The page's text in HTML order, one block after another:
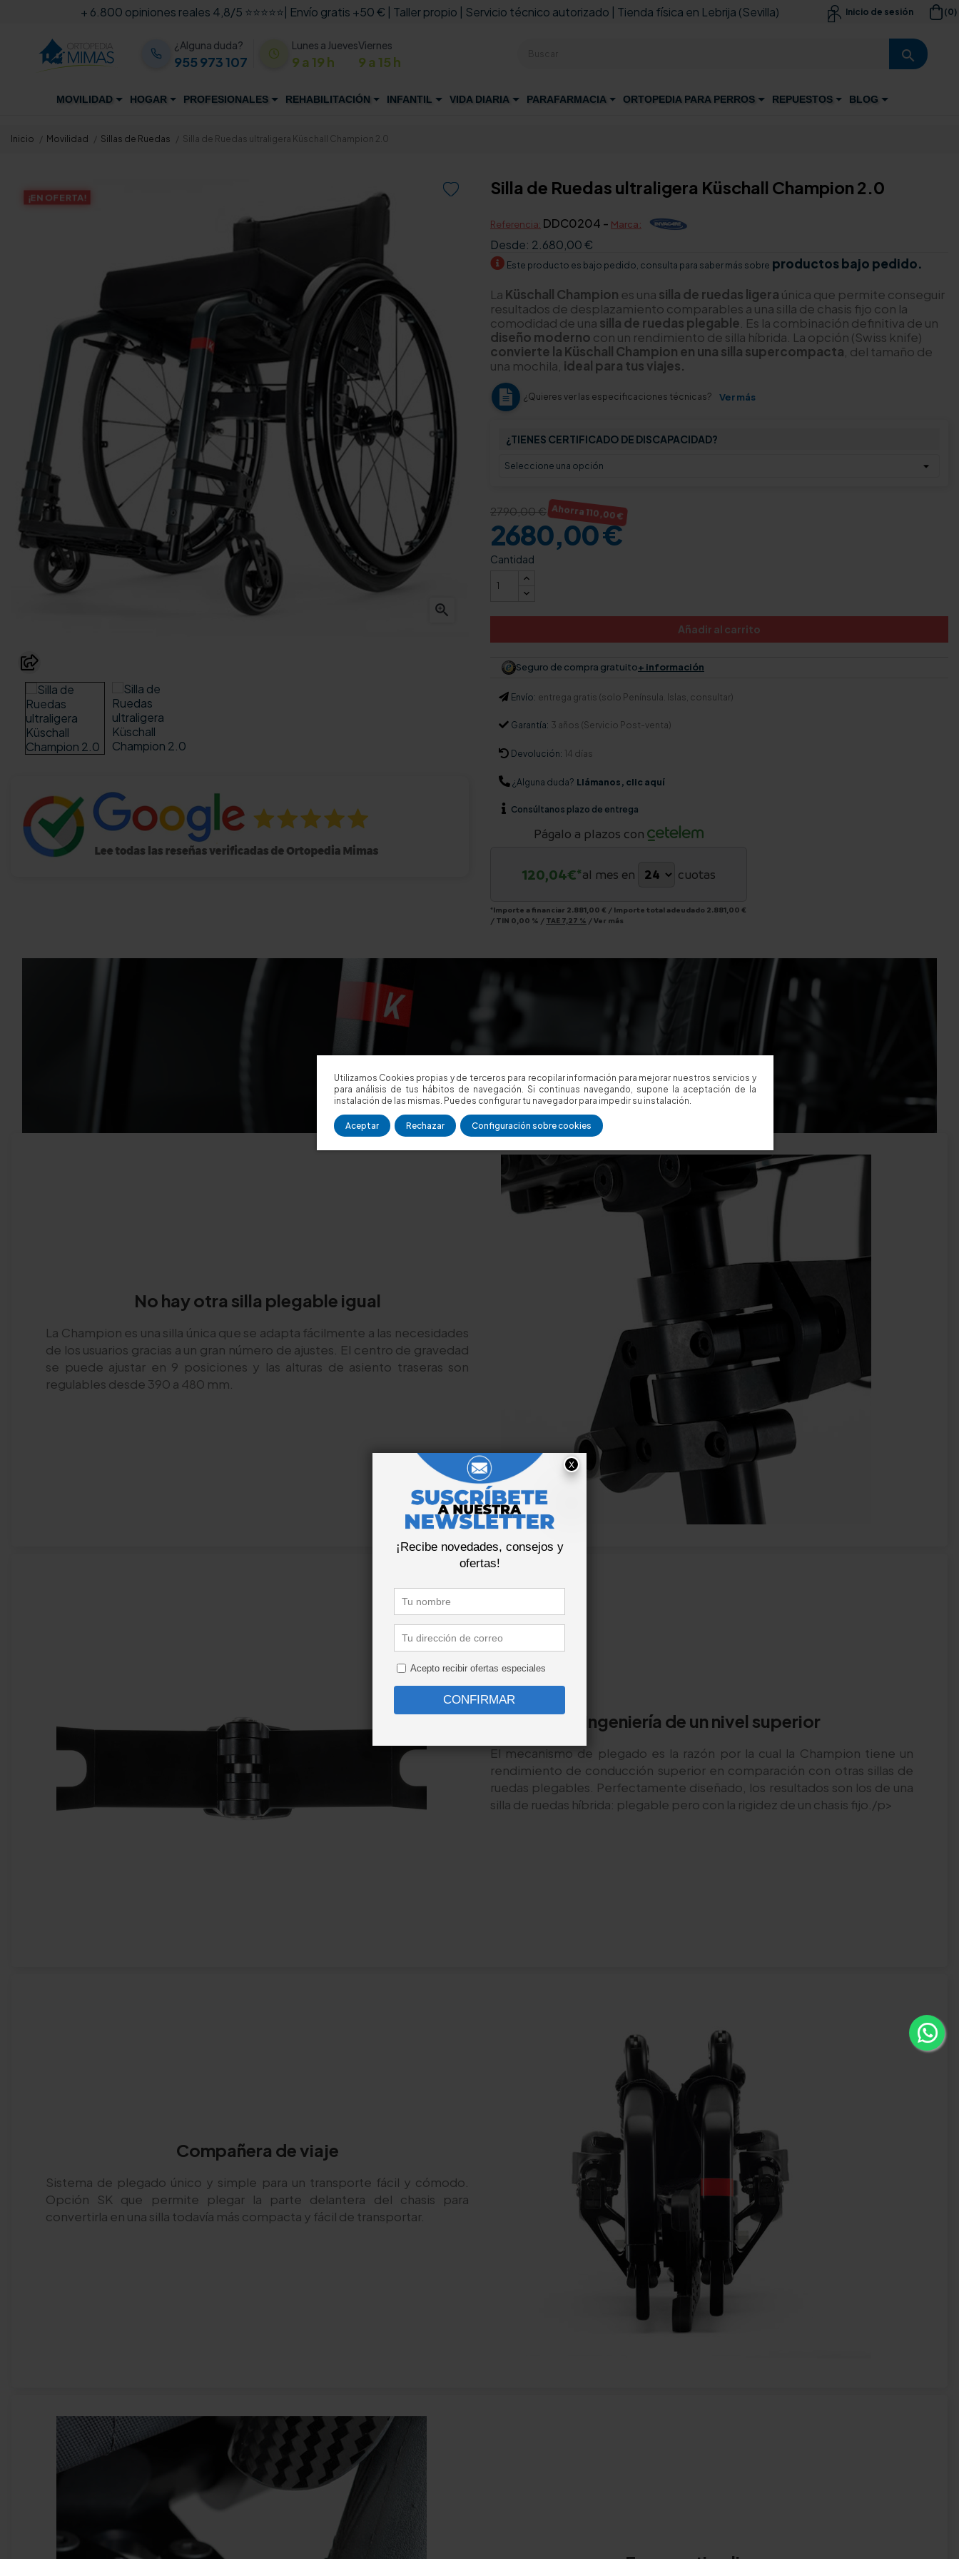
Utilizamos Cookies propias y de terceros para recopilar información para mejorar nuestros servicios y
para análisis de tus hábitos de navegación. Si continuas navegando, supone la aceptación de la
instalación de las mismas. Puedes configurar tu navegador para impedir su instalación.
Aceptar Rechazar Configuración sobre cookies
+ 6.800 opiniones reales 4,8/5 ⭐⭐⭐⭐⭐| Envío gratis +50 € | Taller propio | Servicio técnico autorizado | Tienda física en Lebrija (Sevilla)  Inicio de sesión (0)
¿Alguna duda?
955 973 107
Lunes a Jueves
9 a 19 h
Viernes
9 a 15 h search
MOVILIDAD HOGAR PROFESIONALES REHABILITACIÓN INFANTIL VIDA DIARIA PARAFARMACIA ORTOPEDIA PARA PERROS REPUESTOS BLOG
Inicio Movilidad Sillas de Ruedas Silla de Ruedas ultraligera Küschall Champion 2.0

¡EN OFERTA!

Silla de Ruedas ultraligera Küschall Champion 2.0
Referencia: DDC0204 - Marca:
Desde: 2.680,00 €
Este producto es bajo pedido, consulta para saber más sobre productos bajo pedido.
La Küschall Champion es una silla de ruedas ligera única que permite conseguir
resultados de desplazamiento comparables a una silla de chasis fijo con la
comodidad de una silla de ruedas plegable . Es la combinación definitiva de un
diseño moderno con un rendimiento de silla híbrida. La opción (Swiss knife)
convierte la Küschall Champion en una silla supercompacta , del tamaño de
una mochila, ideal para tus viajes.
¿Quieres ver las especificaciones técnicas? Ver más
¿TIENES CERTIFICADO DE DISCAPACIDAD?
2790,00 € Ahorra 110,00 €
2680,00 €
Cantidad
Añadir al carrito
Seguro de compra gratuito+ información
Envío: entrega gratis (solo Península. Islas, consultar)
Garantía: 3 años (Servicio Post-venta)
Devolución: 14 días
¿Alguna duda? Llámanos, clic aquí
Consúltanos plazo de entrega
Págalo a plazos con
120,04€*al mes en cuotas
*Importe a financiar 2.881,00 € / Importe total adeudado 2.881,00 €
/ TIN 0,00 % / TAE 7,27 % /Ver más
No hay otra silla plegable igual
La Champion es una silla única que se adapta fácilmente a las necesidades
de los usuarios gracias a un gran número de ajustes. El centro de gravedad
se puede ajustar en 9 posiciones y las alturas de asiento traseras son
regulables desde 390 a 480 mm.
Ingeniería de un nivel superior
El mecanismo de plegado es la razón por la cual la Champion tiene un
rendimiento de conducción superior en comparación con otras sillas de
ruedas plegables. Perfectamente diseñado, los resultados son los de una
silla de ruedas híbrida: plegable pero con la rigidez de un chasis fijo./p>
Compañera de viaje
Sistema de plegado único y simple para un transporte fácil y cómodo.
Opción SK que permite plegar la parte delantera del chasis para
convertirla en una silla todavía más compacta y fácil de transportar.